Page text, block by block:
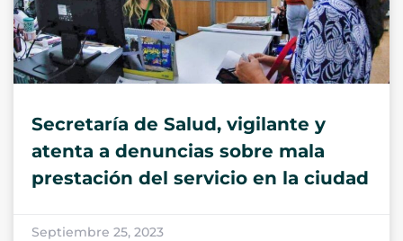
Secretaría de Salud, vigilante y
atenta a denuncias sobre mala
prestación del servicio en la ciudad
Septiembre 25, 2023